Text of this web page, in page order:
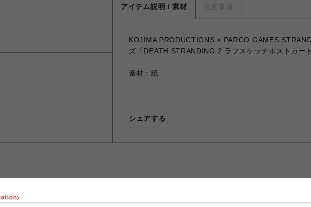
アイテム説明 / 素材 注意事項
KOJIMA PRODUCTIONS × PARCO GAMES
ズ「DEATH STRANDING 2 ラフスケッチポストカー
素材：紙
シェアする
舗名
POP-UP SHOP